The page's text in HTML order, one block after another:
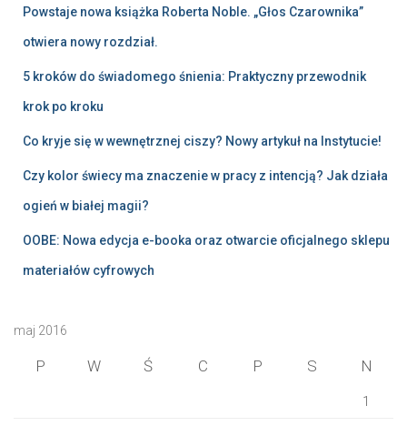
Powstaje nowa książka Roberta Noble. „Głos Czarownika”
otwiera nowy rozdział.
5 kroków do świadomego śnienia: Praktyczny przewodnik
krok po kroku
Co kryje się w wewnętrznej ciszy? Nowy artykuł na Instytucie!
Czy kolor świecy ma znaczenie w pracy z intencją? Jak działa
ogień w białej magii?
OOBE: Nowa edycja e-booka oraz otwarcie oficjalnego sklepu
materiałów cyfrowych
maj 2016
P W Ś C P S N
1